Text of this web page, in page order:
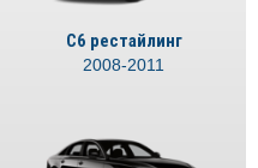
С6 рестайлинг
2008-2011